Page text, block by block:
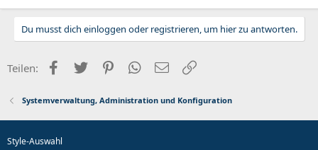
Du musst dich einloggen oder registrieren, um hier zu antworten.
Teilen: Facebook
Twitter PinterestWhatsApp
E-Mail
Systemverwaltung, Administration und Konfiguration
Style-Auswahl